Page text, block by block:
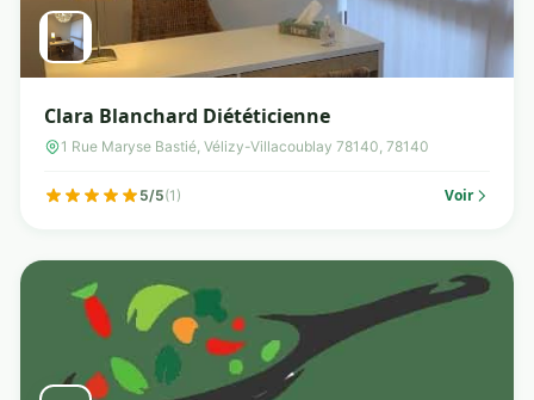
Clara Blanchard Diététicienne
1 Rue Maryse Bastié, Vélizy-Villacoublay 78140, 78140
5/5(1) Voir